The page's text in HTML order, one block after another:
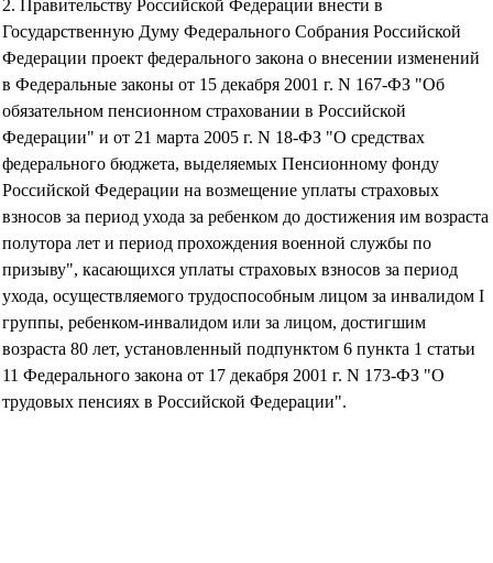
2. Правительству Российской Федерации внести в
Государственную Думу Федерального Собрания Российской
Федерации проект федерального закона о внесении изменений
в Федеральные законы от 15 декабря 2001 г. N 167-ФЗ "Об
обязательном пенсионном страховании в Российской
Федерации" и от 21 марта 2005 г. N 18-ФЗ "О средствах
федерального бюджета, выделяемых Пенсионному фонду
Российской Федерации на возмещение уплаты страховых
взносов за период ухода за ребенком до достижения им возраста
полутора лет и период прохождения военной службы по
призыву", касающихся уплаты страховых взносов за период
ухода, осуществляемого трудоспособным лицом за инвалидом I
группы, ребенком-инвалидом или за лицом, достигшим
возраста 80 лет, установленный подпунктом 6 пункта 1 статьи
11 Федерального закона от 17 декабря 2001 г. N 173-ФЗ "О
трудовых пенсиях в Российской Федерации".